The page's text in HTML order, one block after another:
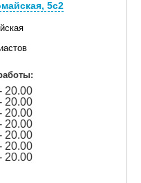
5с2
20.00
20.00
20.00
20.00
20.00
20.00
20.00